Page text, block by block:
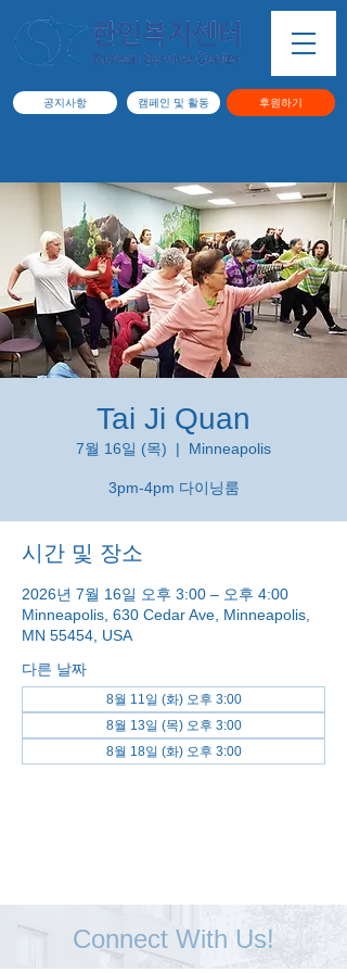
공지사항 캠페인 및 활동 후원하기
Tai Ji Quan
7월 16일 (목)
  |
Minneapolis
3pm-4pm 다이닝룸
시간 및 장소
2026년 7월 16일 오후 3:00 – 오후 4:00
Minneapolis, 630 Cedar Ave, Minneapolis,
MN 55454, USA
다른 날짜
8월 11일 (화) 오후 3:00
8월 13일 (목) 오후 3:00
8월 18일 (화) 오후 3:00
Connect With Us!